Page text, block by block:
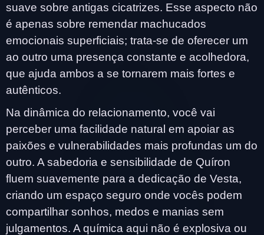
suave sobre antigas cicatrizes. Esse aspecto não
é apenas sobre remendar machucados
emocionais superficiais; trata-se de oferecer um
ao outro uma presença constante e acolhedora,
que ajuda ambos a se tornarem mais fortes e
autênticos.
Na dinâmica do relacionamento, você vai
perceber uma facilidade natural em apoiar as
paixões e vulnerabilidades mais profundas um do
outro. A sabedoria e sensibilidade de Quíron
fluem suavemente para a dedicação de Vesta,
criando um espaço seguro onde vocês podem
compartilhar sonhos, medos e manias sem
julgamentos. A química aqui não é explosiva ou